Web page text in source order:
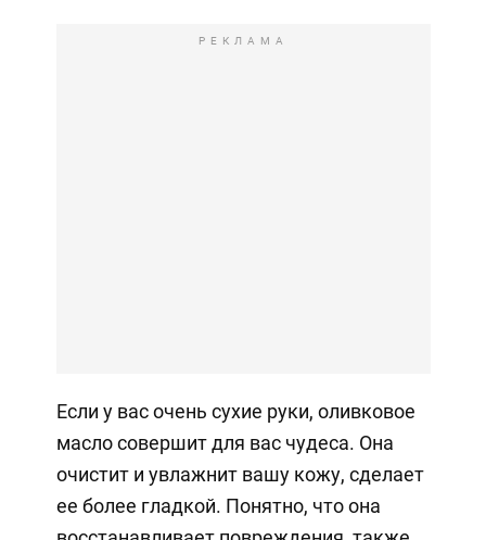
РЕКЛАМА
Если у вас очень сухие руки, оливковое
масло совершит для вас чудеса. Она
очистит и увлажнит вашу кожу, сделает
ее более гладкой. Понятно, что она